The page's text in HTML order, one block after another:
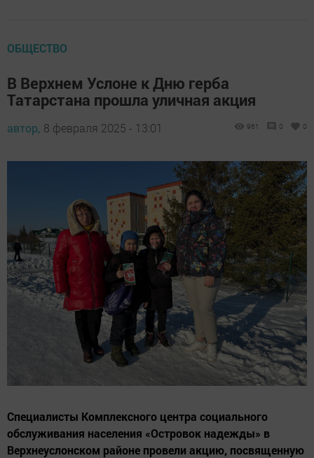
ОБЩЕСТВО
В Верхнем Услоне к Дню герба
Татарстана прошла уличная акция
автор, 8 февраля 2025 - 13:01 961 0 0
Специалисты Комплексного центра социального
обслуживания населения «Островок надежды» в
Верхнеуслонском районе провели акцию, посвященную